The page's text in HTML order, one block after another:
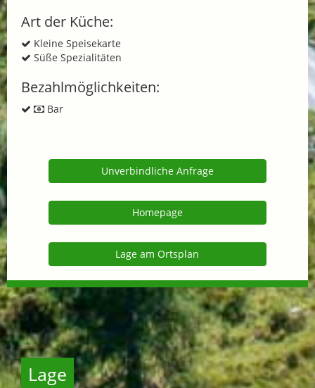
Art der Küche:
Kleine Speisekarte
Süße Spezialitäten
Bezahlmöglichkeiten:
Bar
Unverbindliche Anfrage
Homepage
Lage am Ortsplan
Lage